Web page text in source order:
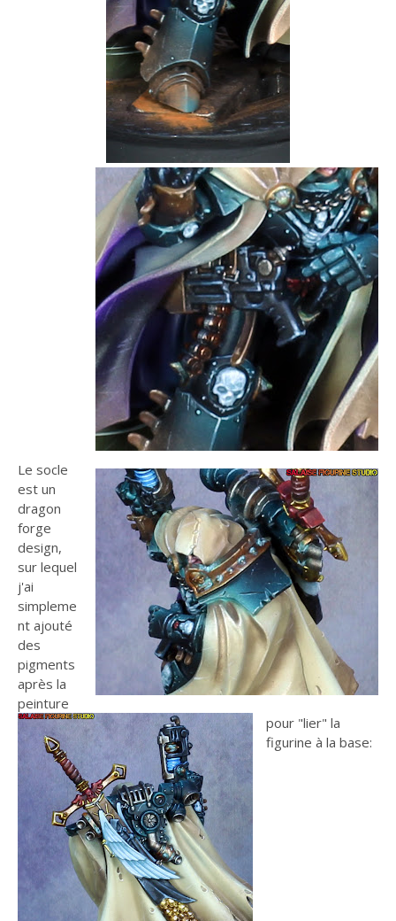
Le socle
est un
dragon
forge
design,
sur lequel
j'ai
simpleme
nt ajouté
des
pigments
après la
peinture
pour "lier" la
figurine à la base: